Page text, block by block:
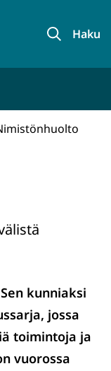
Haku
kunniaksi
jossa
toimintoja ja
vuorossa